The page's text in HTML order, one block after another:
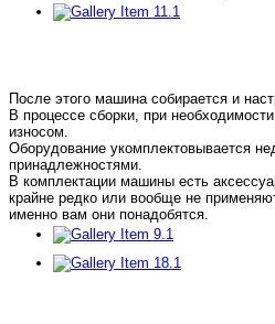
После этого машина собирается и
В процессе сборки, при
износом.
Оборудование укомплектовывается
принадлежностями.
В комплектации машины есть
крайне редко или вообще не
именно вам они понадобятся.